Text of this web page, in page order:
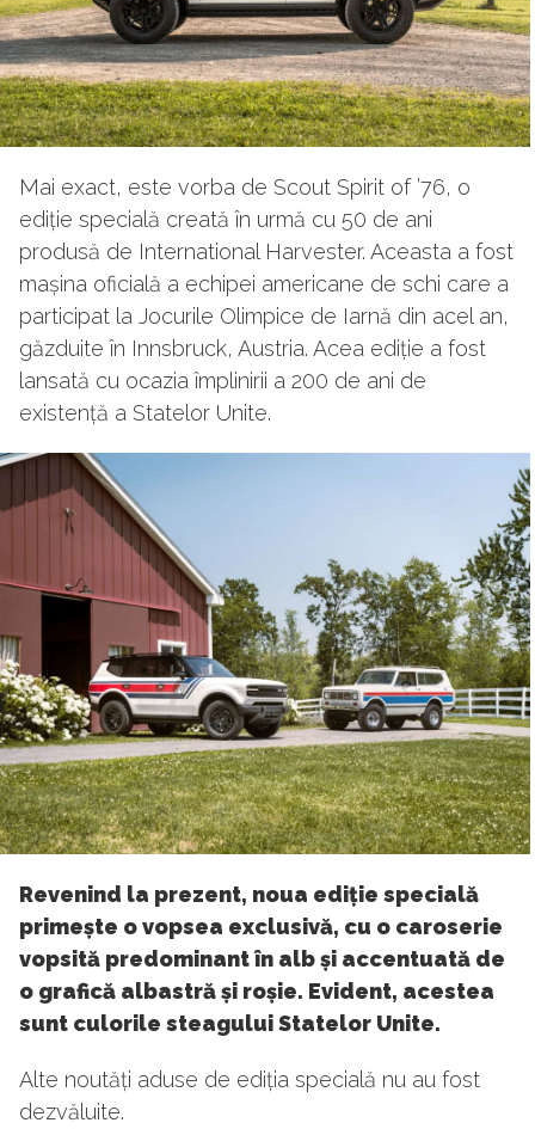
Mai exact, este vorba de Scout Spirit of ’76, o
ediție specială creată în urmă cu 50 de ani
produsă de International Harvester. Aceasta a fost
mașina oficială a echipei americane de schi care a
participat la Jocurile Olimpice de Iarnă din acel an,
găzduite în Innsbruck, Austria. Acea ediție a fost
lansată cu ocazia împlinirii a 200 de ani de
existență a Statelor Unite.
Revenind la prezent, noua ediție specială
primește o vopsea exclusivă, cu o caroserie
vopsită predominant în alb și accentuată de
o grafică albastră și roșie. Evident, acestea
sunt culorile steagului Statelor Unite.
Alte noutăți aduse de ediția specială nu au fost
dezvăluite.